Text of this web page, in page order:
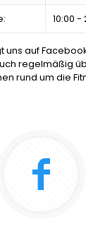
10:00 -
uns auf
regelmäßig
rund um die